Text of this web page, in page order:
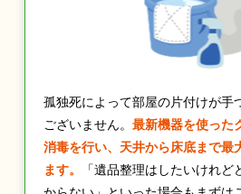
孤独死によって部屋の片付けが手
ございません。 最新機器を使った
消毒を行い、天井から床底まで最
ます。
「遺品整理はしたいけれ